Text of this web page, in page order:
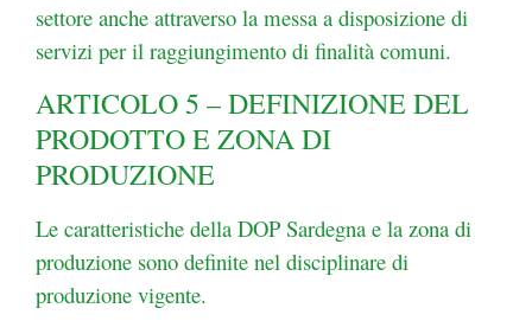
settore anche attraverso la messa a disposizione di
servizi per il raggiungimento di finalità comuni.
ARTICOLO 5 – DEFINIZIONE DEL
PRODOTTO E ZONA DI
PRODUZIONE
Le caratteristiche della DOP Sardegna e la zona di
produzione sono definite nel disciplinare di
produzione vigente.